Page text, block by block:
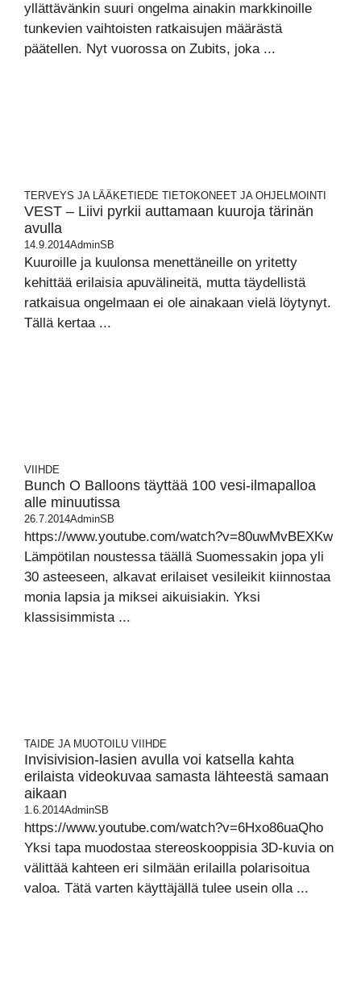
yllättävänkin suuri ongelma ainakin markkinoille
tunkevien vaihtoisten ratkaisujen määrästä
päätellen. Nyt vuorossa on Zubits, joka ...
TERVEYS JA LÄÄKETIEDE TIETOKONEET JA OHJELMOINTI
VEST – Liivi pyrkii auttamaan kuuroja tärinän
avulla
14.9.2014AdminSB
Kuuroille ja kuulonsa menettäneille on yritetty
kehittää erilaisia apuvälineitä, mutta täydellistä
ratkaisua ongelmaan ei ole ainakaan vielä löytynyt.
Tällä kertaa ...
VIIHDE
Bunch O Balloons täyttää 100 vesi-ilmapalloa
alle minuutissa
26.7.2014AdminSB
https://www.youtube.com/watch?v=80uwMvBEXKw
Lämpötilan noustessa täällä Suomessakin jopa yli
30 asteeseen, alkavat erilaiset vesileikit kiinnostaa
monia lapsia ja miksei aikuisiakin. Yksi
klassisimmista ...
TAIDE JA MUOTOILU VIIHDE
Invisivision-lasien avulla voi katsella kahta
erilaista videokuvaa samasta lähteestä samaan
aikaan
1.6.2014AdminSB
https://www.youtube.com/watch?v=6Hxo86uaQho
Yksi tapa muodostaa stereoskooppisia 3D-kuvia on
välittää kahteen eri silmään erilailla polarisoitua
valoa. Tätä varten käyttäjällä tulee usein olla ...